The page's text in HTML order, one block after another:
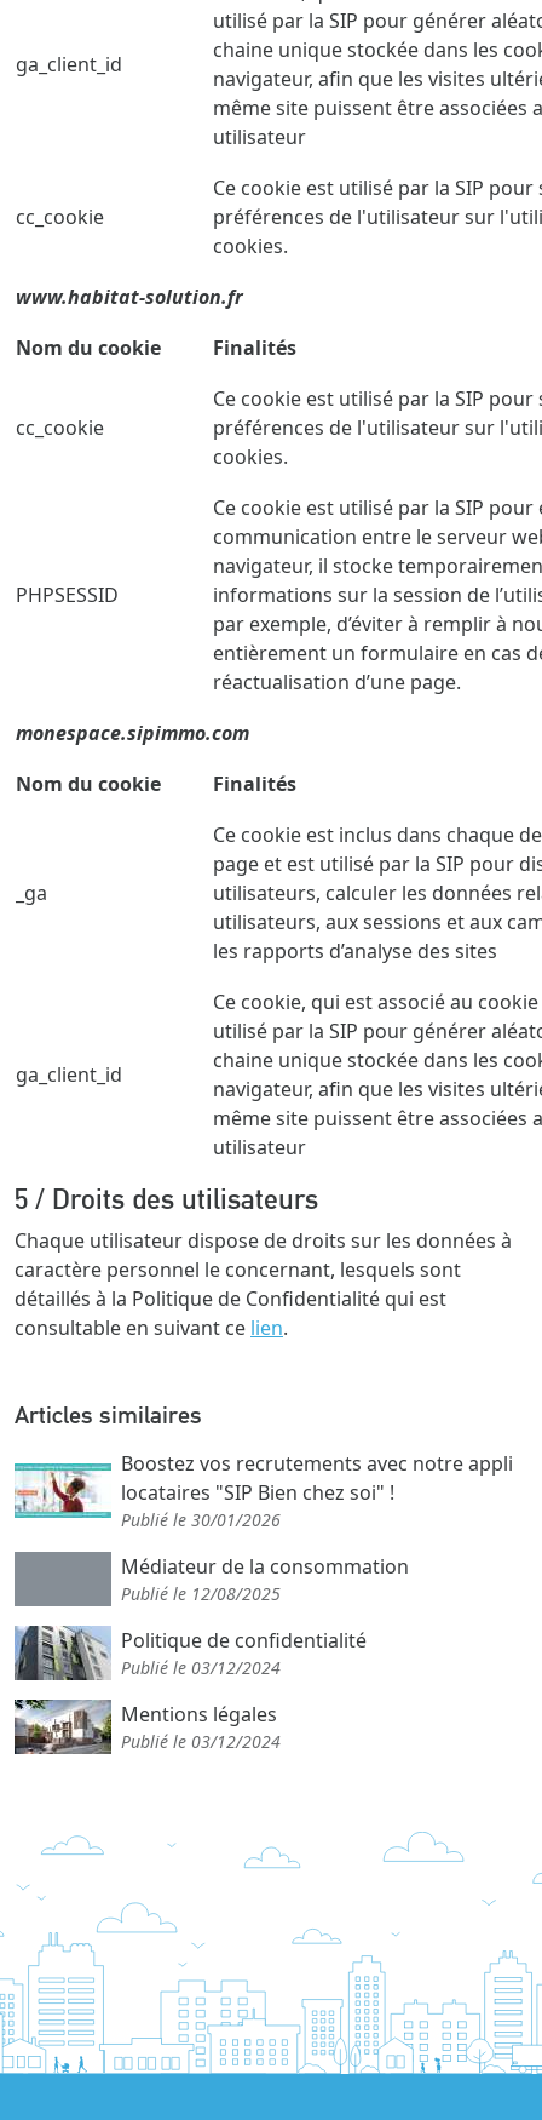
ga_client_id
utilisé par la SIP pour générer
chaine unique stockée dans les
navigateur, afin que les visites
même site puissent être associées
utilisateur
cc_cookie
Ce cookie est utilisé par la SIP pour
préférences de l'utilisateur sur
cookies.
www.habitat-solution.fr
Nom du cookie
Finalités
cc_cookie
Ce cookie est utilisé par la SIP pour
préférences de l'utilisateur sur
cookies.
PHPSESSID
Ce cookie est utilisé par la SIP pour
communication entre le serveur
navigateur, il stocke
informations sur la session de
par exemple, d’éviter à remplir à
entièrement un formulaire en cas
réactualisation d’une page.
monespace.sipimmo.com
Nom du cookie
Finalités
_ga
Ce cookie est inclus dans chaque
page et est utilisé par la SIP pour
utilisateurs, calculer les données
utilisateurs, aux sessions et aux
les rapports d’analyse des sites
ga_client_id
Ce cookie, qui est associé au cookie
utilisé par la SIP pour générer
chaine unique stockée dans les
navigateur, afin que les visites
même site puissent être associées
utilisateur
5 / Droits des utilisateurs
Chaque utilisateur dispose de droits sur les données à
caractère personnel le concernant, lesquels sont
détaillés à la Politique de Confidentialité qui est
consultable en suivant ce lien.
Articles similaires
Boostez vos recrutements avec notre appli
locataires "SIP Bien chez soi" !
Publié le 30/01/2026
Médiateur de la consommation
Publié le 12/08/2025
Politique de confidentialité
Publié le 03/12/2024
Mentions légales
Publié le 03/12/2024